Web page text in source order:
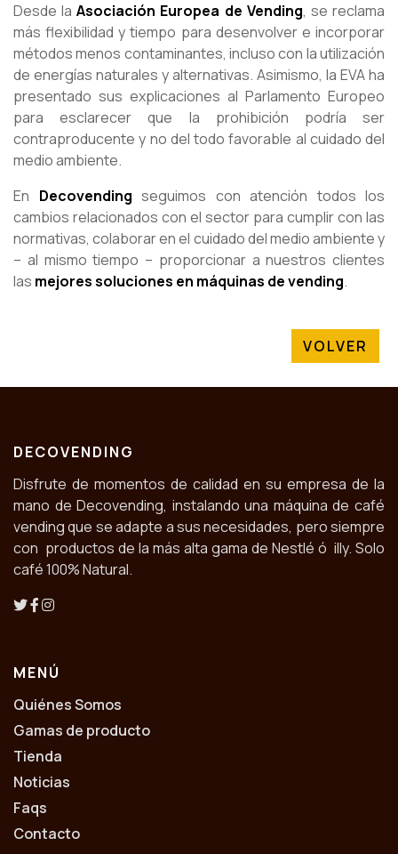
Desde laAsociación Europea de Vending, se reclama
más flexibilidad y tiempo para desenvolver e incorporar
métodos menos contaminantes, incluso con la utilización
de energías naturales y alternativas. Asimismo, la EVA ha
presentado sus explicaciones al Parlamento Europeo
para esclarecer que la prohibición podría ser
contraproducente y no del todo favorable al cuidado del
medio ambiente.
En Decovending seguimos con atención todos los
cambios relacionados con el sector para cumplir con las
normativas, colaborar en el cuidado del medio ambiente y
– al mismo tiempo – proporcionar a nuestros clientes
las mejores soluciones en máquinas de vending.
VOLVER
DECOVENDING
Disfrute de momentos de calidad en su empresa de la
mano de Decovending, instalando una máquina de café
vending que se adapte a sus necesidades, pero siempre
con productos de la más alta gama de Nestlé ó illy. Solo
café 100% Natural.
MENÚ
Quiénes Somos
Gamas de producto
Tienda
Noticias
Faqs
Contacto